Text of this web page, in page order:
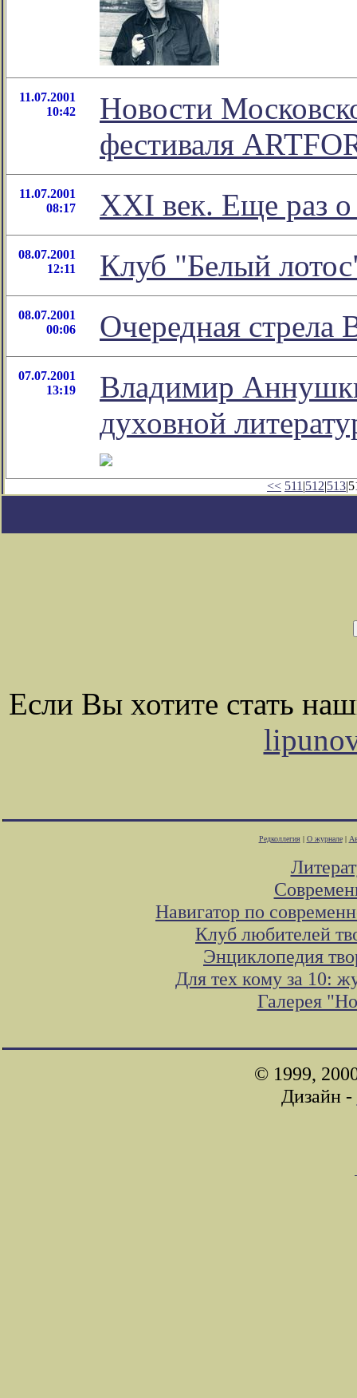
11.07.2001
10:42
Новости
фестиваля
11.07.2001
08:17
XXI век. Еще раз о
08.07.2001
12:11
Клуб "Белый
08.07.2001
00:06
Очередная стрела
07.07.2001
13:19
Владимир
духовной
<< 511 |512|513
Если Вы хотите стать
Редколлегия| О журнале|
Навигатор по
Клуб любителей
Энциклопедия
Для тех кому за 10:
Галерея
© 1999,
Дизайн -